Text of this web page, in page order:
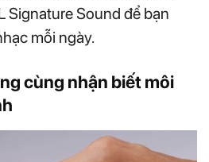
Signature Sound để bạn
mỗi ngày.
cùng nhận biết môi